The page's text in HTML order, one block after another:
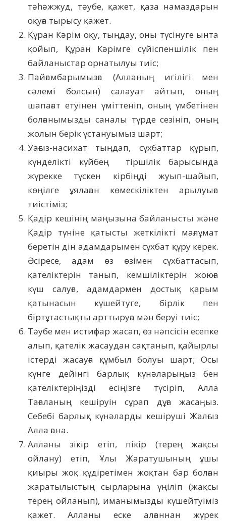
тәһәжжуд, тәубе, қажет, қаза намаздарын
оқуға тырысу қажет.
Құран Кәрім оқу, тыңдау, оны түсінуге ынта
қойып, Құран Кәрімге сүйіспеншілік пен
байланыстар орнатылуы тиіс;
Пайғамбарымызға (Алланың игілігі мен
сәлемі болсын) салауат айтып, оның
шапағат етуінен үміттеніп, оның үмбетінен
болғанымызды саналы түрде сезініп, оның
жолын берік ұстануымыз шарт;
Уағыз-насихат тыңдап, сұхбаттар құрып,
күнделікті күйбең тіршілік барысында
жүрекке түскен кірбіңді жуып-шайып,
көңілге ұялаған көмескіліктен арылуыға
тиістіміз;
Қадір кешінің маңызына байланысты және
Қадір түніне қатысты жеткілікті мағлұмат
беретін дін адамдарымен сұхбат құру керек.
Әсіресе, адам өз өзімен сұхбаттасып,
қателіктерін танып, кемшіліктерін жоюға
күш салуға, адамдармен достық қарым
қатынасын күшейтуге, бірлік пен
біртұтастықты арттыруға мән беруі тиіс;
Тәубе мен истиғфар жасап, өз нәпсісін есепке
алып, қателік жасаудан сақтанып, қайырлы
істерді жасауға құмбыл болуы шарт; Осы
күнге дейінгі барлық күнәларыңыз бен
қателіктеріңізді есіңізге түсіріп, Алла
Тағаланың кешіруін сұрап дұға жасаңыз.
Себебі барлық күнәларды кешіруші Жалғыз
Алла ғана.
Алланы зікір етіп, пікір (терең жақсы
ойлану) етіп, Ұлы Жаратушының ұшы
қиыры жоқ құдіретімен жоқтан бар болған
жаратылыстың сырларына үңіліп (жақсы
терең ойланып), иманымызды күшейтуіміз
қажет. Алланы еске алғаннан жүрек